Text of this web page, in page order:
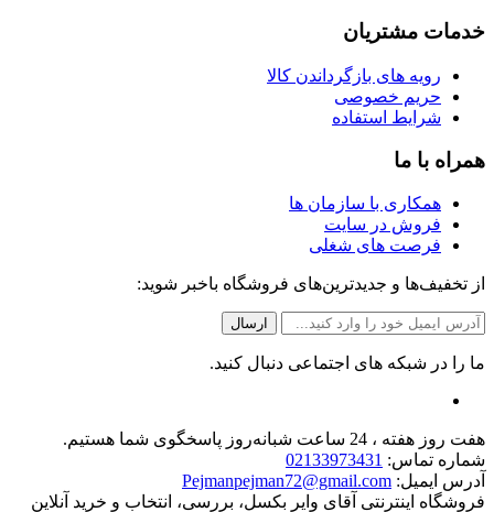
خدمات مشتریان
رویه های بازگرداندن کالا
حریم خصوصی
شرایط استفاده
همراه با ما
همکاری با سازمان ها
فروش در سایت
فرصت های شغلی
از تخفیف‌ها و جدیدترین‌های فروشگاه باخبر شوید:
ما را در شبکه های اجتماعی دنبال کنید.
هفت روز هفته ، 24 ساعت شبانه‌روز پاسخگوی شما هستیم.
شماره تماس: 02133973431
آدرس ایمیل: Pejmanpejman72@gmail.com
فروشگاه اینترنتی آقای وایر بکسل، بررسی، انتخاب و خرید آنلاین